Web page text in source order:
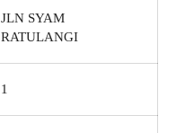
JLN SYAM
RATULANGI
1